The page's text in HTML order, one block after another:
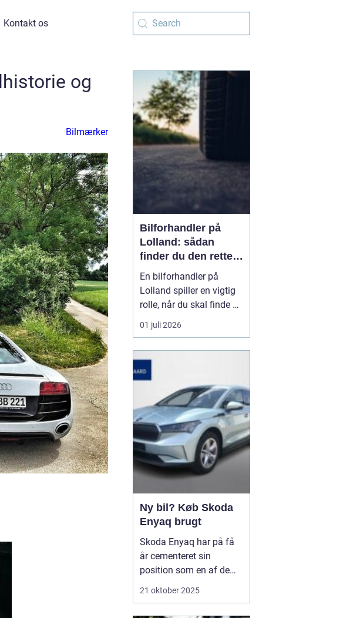
Kontakt os
og
Bilmærker
Bilforhandler på
Lolland: sådan
finder du den rette
forhandler til dit
næste bilkøb
En bilforhandler på
Lolland spiller en vigtig
rolle, når du skal finde en
brugt bil, du kan stole på
i mange år. For mange er
hverdagen, og derfor
handler det ikke kun om
pris, men også om ...
01 juli 2026
Ny bil? Køb Skoda
Enyaq brugt
Skoda Enyaq har på få
år cementeret sin
position som en af de
mest populære elbiler på
21 oktober 2025